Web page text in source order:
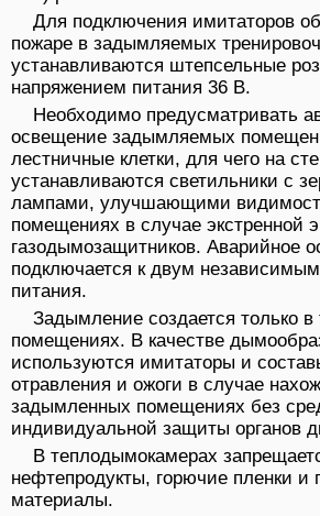
Для подключения имитаторов
пожаре в задымляемых
устанавливаются штепсельные
напряжением питания 36 В.
Необходимо предусматривать
освещение задымляемых
лестничные клетки, для чего на
устанавливаются светильники с
лампами, улучшающими
помещениях в случае экстренной
газодымозащитников. Аварийное
подключается к двум
питания.
Задымление создается только в
помещениях. В качестве
используются имитаторы и
отравления и ожоги в случае
задымленных помещениях без
индивидуальной защиты органов
В теплодымокамерах
нефтепродукты, горючие пленки и
материалы.